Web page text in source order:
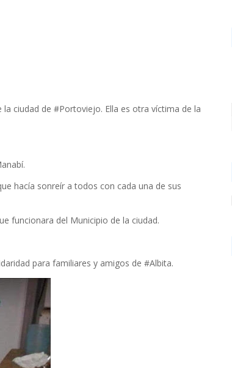
ciudad de #Portoviejo. Ella es otra víctima de la
hacía sonreír a todos con cada una de sus
funcionara del Municipio de la ciudad.
para familiares y amigos de #Albita.